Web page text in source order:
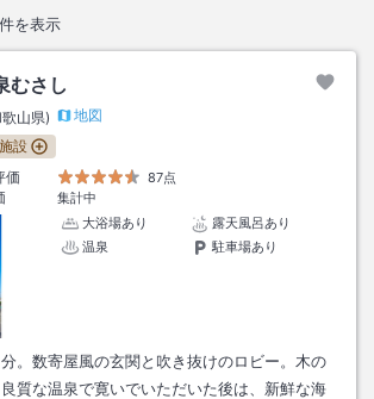
件を表示
むさし
山県)
地図
設
価
87点
集計中
大浴場あり
露天風呂あり
温泉
駐車場あり
。数寄屋風の玄関と吹き抜けのロビー。木の
質な温泉で寛いでいただいた後は、新鮮な海